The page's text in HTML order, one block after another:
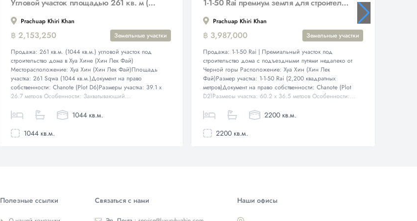
Угловой участок площадью 261 кв. м (1044 кв. м) рядом с гольф-клубом Black Mountain - Продажа
Prachuap Khiri Khan
฿ 2,153,250
Земельные участки
Продажа: 261 кв.м. (1044 кв.м.) угловой участок под
строительство дома в Хуа Хине (Хин Лек Фай)
Месторасположение: Хуа Хин (Хин Лек Фай)Площадь
участка: 261 Sqwa (1044 кв.м.)Документ на право
собственности: Chanote (Plot D6)Размеры участка: 39.1 x
26.7 метров Особенности: Захватывающий...
1044 кв.м.
1044 кв.м.
1-1-50 Rai премиум земля для строительства дома участок с видом на горы
Prachuap Khiri Khan
฿ 3,987,000
Земельные участки
Продажа: 1-1-50 Rai | Премиальный участок под
строительство дома с подъездными путями недалеко от
Черной горы Расположение: Хуа Хин (Хин Лек
Фай)Размер участка: 1-1-50 Rai (2,200 квадратных
метров)Документ на право собственности: Chanote (Plot
D2)Размеры участка: 60,2 x 36,5 метров Особенности:...
2200 кв.м.
2200 кв.м.
Полезные ссылки Связаться с нами Наши офисы